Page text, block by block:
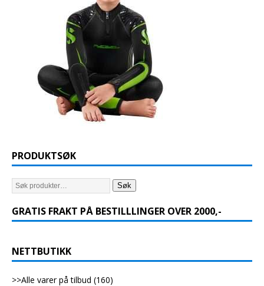
PRODUKTSØK
Søk
GRATIS FRAKT PÅ BESTILLLINGER OVER 2000,-
NETTBUTIKK
>>Alle varer på tilbud (160)